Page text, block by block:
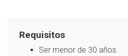
Requisitos
Ser menor de 30 años.